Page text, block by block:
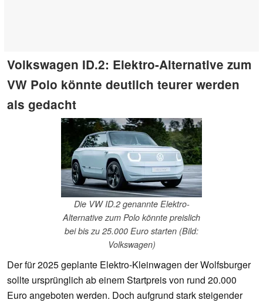
Volkswagen ID.2: Elektro-Alternative zum
VW Polo könnte deutlich teurer werden
als gedacht
Die VW ID.2 genannte Elektro-
Alternative zum Polo könnte preislich
bei bis zu 25.000 Euro starten (Bild:
Volkswagen)
Der für 2025 geplante Elektro-Kleinwagen der Wolfsburger
sollte ursprünglich ab einem Startpreis von rund 20.000
Euro angeboten werden. Doch aufgrund stark steigender